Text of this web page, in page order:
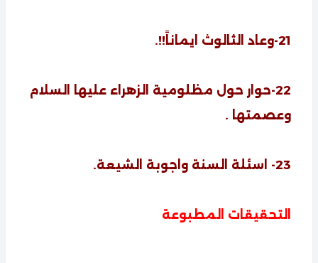
21-وعاد الثالوث ايماناً!!.
22-حوار حول مظلومية الزهراء عليها السلام
وعصمتها .
23- اسئلة السنة واجوبة الشيعة.
التحقيقات المطبوعة